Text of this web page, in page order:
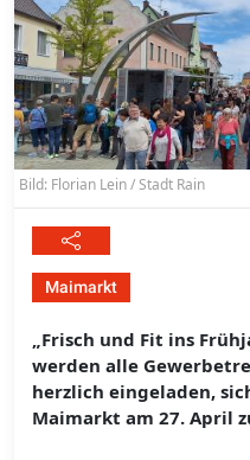
Bild: Florian Lein / Stadt Rain
Maimarkt
„Frisch und Fit ins
werden alle
herzlich eingeladen,
Maimarkt am 27. April